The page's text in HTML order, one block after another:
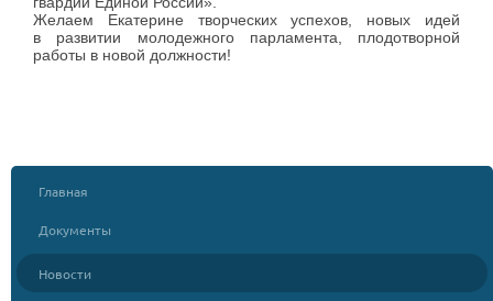
Желаем Екатерине творческих успехов, новых идей
в развитии молодежного парламента, плодотворной
работы в новой должности!
Главная
Документы
Новости